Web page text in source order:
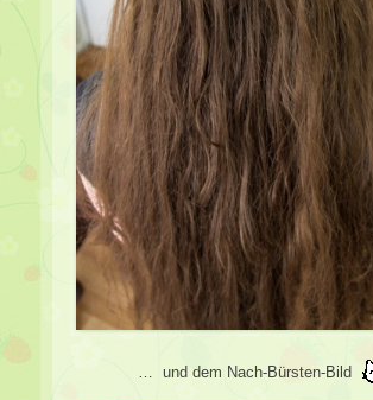
… und dem Nach-Bürsten-Bild